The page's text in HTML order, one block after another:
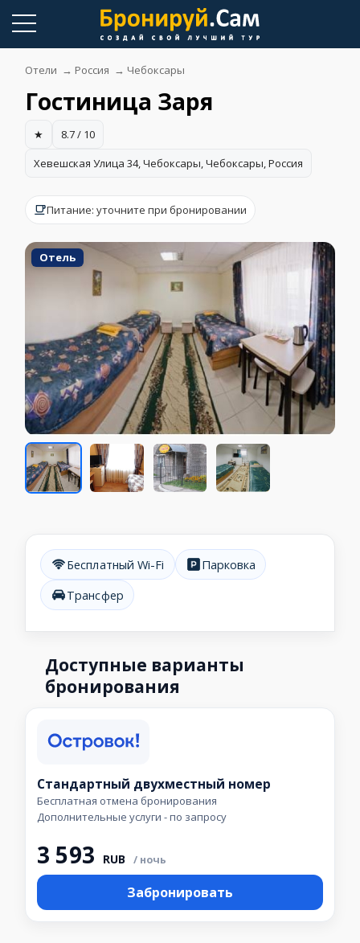
Skip
Отели → Россия → Чебоксары
Гостиница Заря
★
8.7 / 10
Хевешская Улица 34, Чебоксары, Чебоксары, Россия
Питание: уточните при бронировании
Отель
Бесплатный Wi-Fi
Парковка
Трансфер
Доступные варианты
бронирования
Стандартный двухместный номер
Бесплатная отмена бронирования
Дополнительные услуги - по запросу
3 593 RUB / ночь
Забронировать